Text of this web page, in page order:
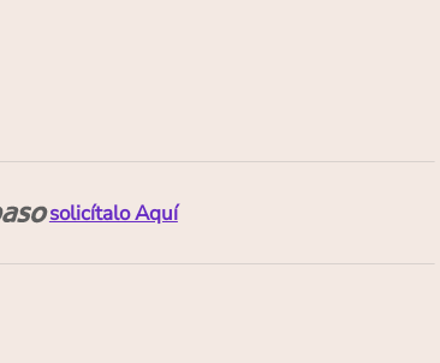
solicítalo Aquí